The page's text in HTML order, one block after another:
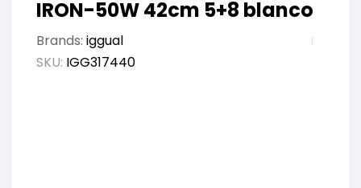
IRON-50W 42cm 5+8 blanco
Brands: iggual
SKU: IGG317440